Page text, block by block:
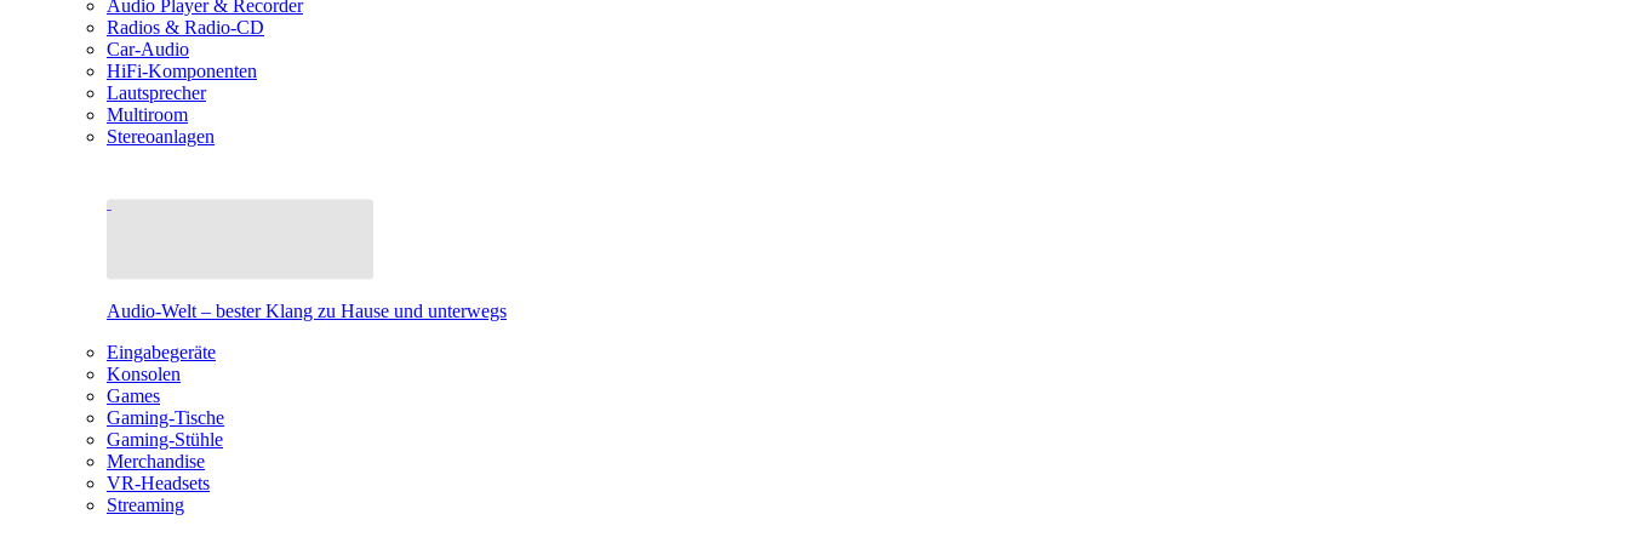
Audio Player & Recorder
Radios & Radio-CD
Car-Audio
HiFi-Komponenten
Lautsprecher
Multiroom
Stereoanlagen
Audio-Welt – bester Klang zu Hause und unterwegs
Eingabegeräte
Konsolen
Games
Gaming-Tische
Gaming-Stühle
Merchandise
VR-Headsets
Streaming